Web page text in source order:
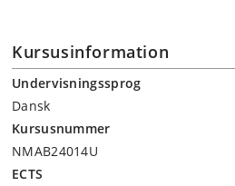
Kursusinformation
Undervisningssprog
Dansk
Kursusnummer
NMAB24014U
ECTS